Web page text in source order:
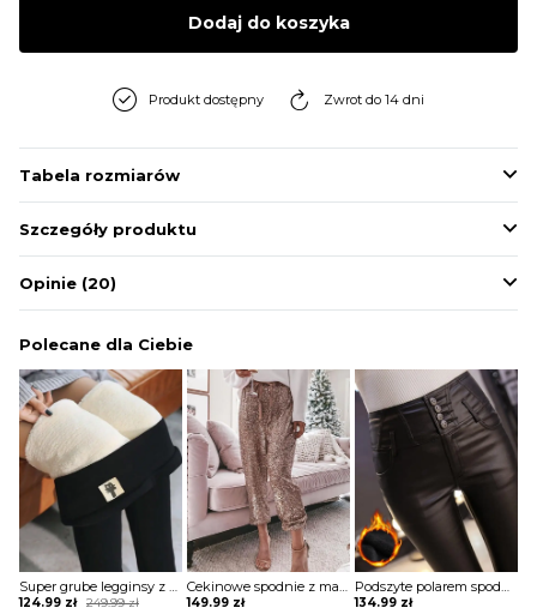
SWETRY
BIELIZNA
Dodaj do koszyka
Produkt dostępny Zwrot do 14 dni
Tabela rozmiarów
Szczegóły produktu
Opinie (20)
Polecane dla Ciebie
Super grube legginsy z nadrukiem kota spodnie Naldina
249.99zł
Original
124.99 zł
Current
Cekinowe spodnie z mankietami i cekinami szorty Emmelie
149.99 zł
Podszyte polarem spodnie ze skóry pu z guzikami Aja
134.99 zł